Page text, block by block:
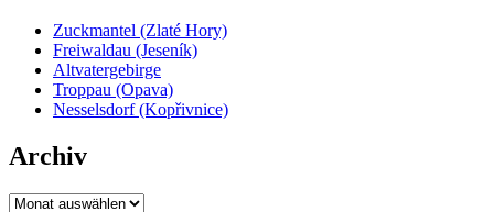
Zuckmantel (Zlaté Hory)
Freiwaldau (Jeseník)
Altvatergebirge
Troppau (Opava)
Nesselsdorf (Kopřivnice)
Archiv
Archiv